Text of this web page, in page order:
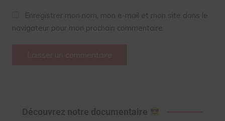
Enregistrer mon nom, mon e-mail et mon site dans le
navigateur pour mon prochain commentaire.
Découvrez notre documentaire